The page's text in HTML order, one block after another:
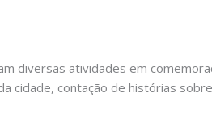
diversas atividades em
cidade, contação de histórias